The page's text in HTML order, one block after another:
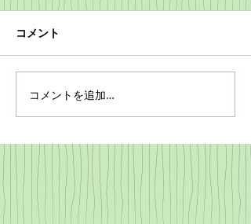
コメント
コメントを追加…